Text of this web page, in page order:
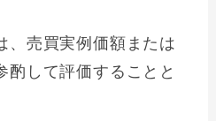
、売買実例価額または
酌して評価することと